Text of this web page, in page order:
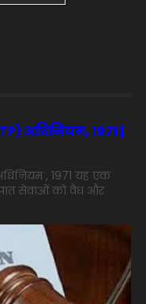
अधिनियम, 1971 |
, 1971 यह एक
सेवाओं को वैध और